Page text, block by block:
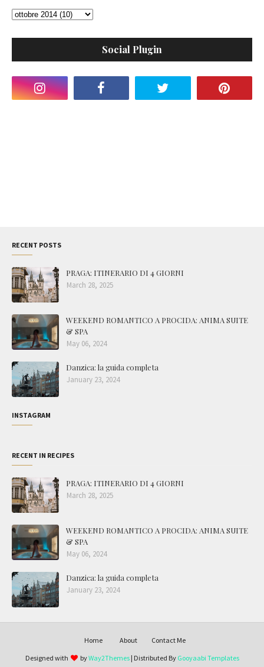
Social Plugin
RECENT POSTS
PRAGA: ITINERARIO DI 4 GIORNI
March 28, 2025
WEEKEND ROMANTICO A PROCIDA: ANIMA SUITE
& SPA
May 06, 2024
Danzica: la guida completa
January 23, 2024
INSTAGRAM
RECENT IN RECIPES
PRAGA: ITINERARIO DI 4 GIORNI
March 28, 2025
WEEKEND ROMANTICO A PROCIDA: ANIMA SUITE
& SPA
May 06, 2024
Danzica: la guida completa
January 23, 2024
Home About
Contact Me
Designed with
byWay2Themes| Distributed By Gooyaabi Templates